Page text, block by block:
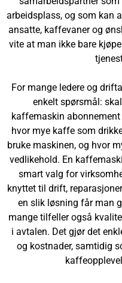
arbeidsplass, og som kan
ansatte, kaffevaner og
vite at man ikke bare
For mange ledere og
enkelt spørsmål:
kaffemaskin
hvor mye kaffe som
bruke maskinen, og hvor
vedlikehold. En
smart valg for
knyttet til drift,
en slik løsning får man
mange tilfeller også
i avtalen. Det gjør det
og kostnader, samtidig